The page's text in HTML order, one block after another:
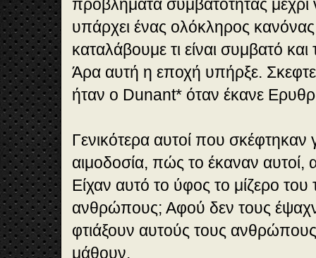
προβλήματα συμβατότητας
υπάρχει ένας ολόκληρος
καταλάβουμε τι είναι συμβατό και
Άρα αυτή η εποχή υπήρξε.
ήταν ο Dunant* όταν έκανε
Γενικότερα αυτοί που
αιμοδοσία, πώς το έκαναν αυτοί,
Είχαν αυτό το ύφος το μίζερο
ανθρώπους; Αφού δεν τους
φτιάξουν αυτούς τους
μάθουν.